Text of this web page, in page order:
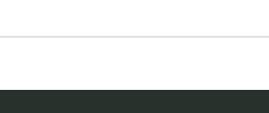
contra el periodista Norbey